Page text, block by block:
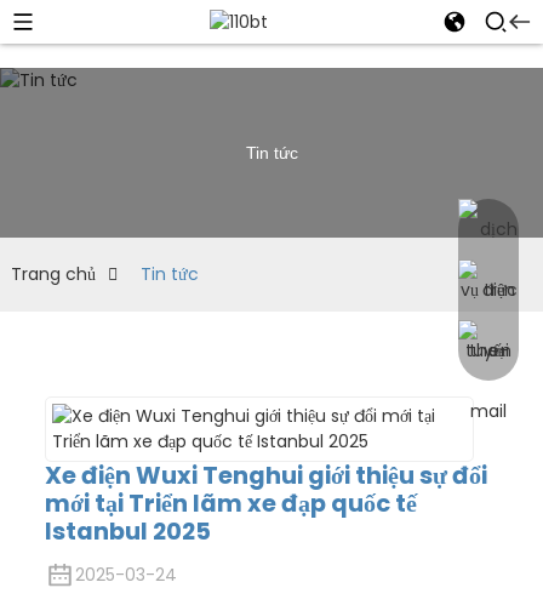
Tin tức
Trang chủ Tin tức
Xe điện Wuxi Tenghui giới thiệu sự đổi
mới tại Triển lãm xe đạp quốc tế
Istanbul 2025
2025-03-24